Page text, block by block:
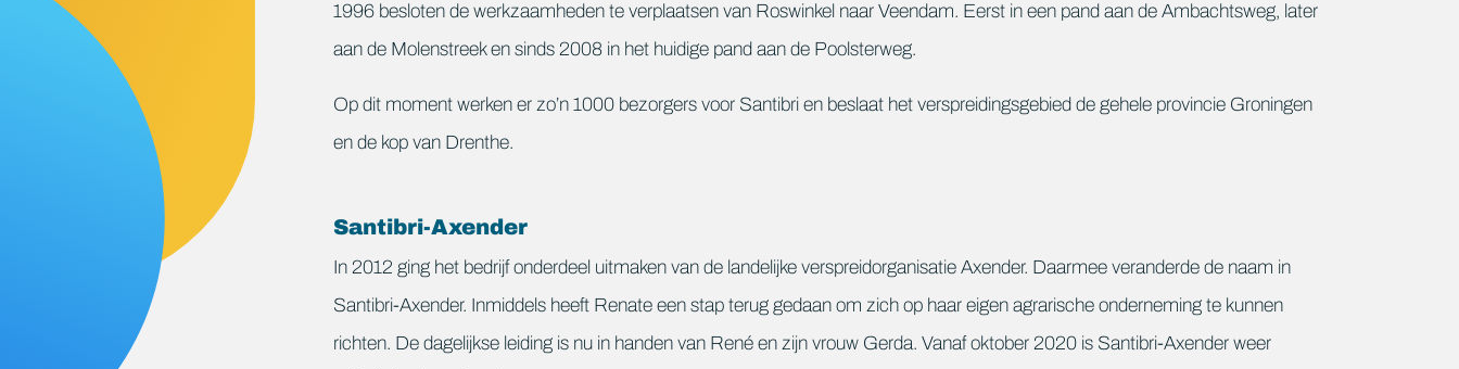
1996 besloten de werkzaamheden te verplaatsen van Roswinkel naar Veendam. Eerst in een pand aan de Ambachtsweg, later
aan de Molenstreek en sinds 2008 in het huidige pand aan de Poolsterweg.
Op dit moment werken er zo’n 1000 bezorgers voor Santibri en beslaat het verspreidingsgebied de gehele provincie Groningen
en de kop van Drenthe.
Santibri-Axender
In 2012 ging het bedrijf onderdeel uitmaken van de landelijke verspreidorganisatie Axender. Daarmee veranderde de naam in
Santibri-Axender. Inmiddels heeft Renate een stap terug gedaan om zich op haar eigen agrarische onderneming te kunnen
richten. De dagelijkse leiding is nu in handen van René en zijn vrouw Gerda. Vanaf oktober 2020 is Santibri-Axender weer